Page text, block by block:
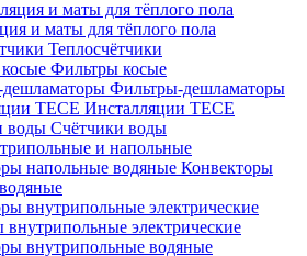
и маты для тёплого пола
Теплосчётчики
Фильтры косые
Фильтры-дешламаторы
Инсталляции TECE
Счётчики воды
и напольные
Конвекторы
внутрипольные электрические